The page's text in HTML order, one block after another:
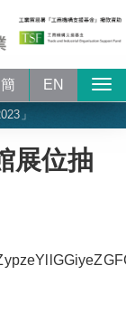
簡 EN
」
展位抽